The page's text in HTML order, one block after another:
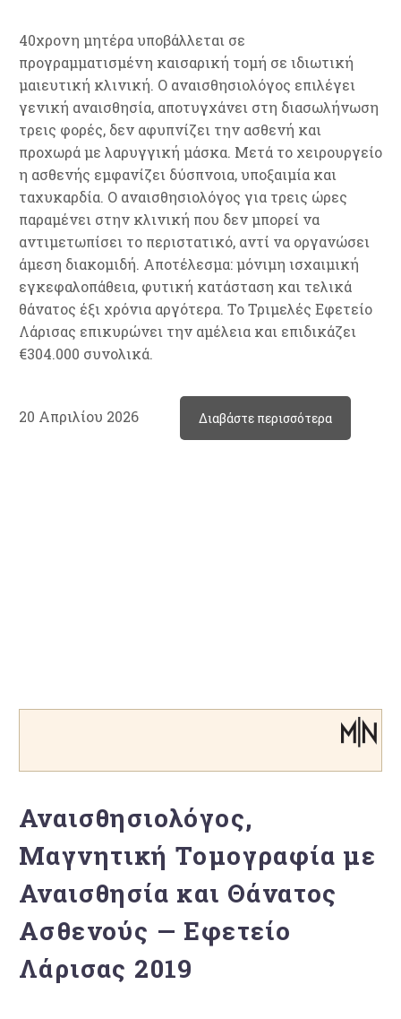
40χρονη μητέρα υποβάλλεται σε
προγραμματισμένη καισαρική τομή σε ιδιωτική
μαιευτική κλινική. Ο αναισθησιολόγος επιλέγει
γενική αναισθησία, αποτυγχάνει στη διασωλήνωση
τρεις φορές, δεν αφυπνίζει την ασθενή και
προχωρά με λαρυγγική μάσκα. Μετά το χειρουργείο
η ασθενής εμφανίζει δύσπνοια, υποξαιμία και
ταχυκαρδία. Ο αναισθησιολόγος για τρεις ώρες
παραμένει στην κλινική που δεν μπορεί να
αντιμετωπίσει το περιστατικό, αντί να οργανώσει
άμεση διακομιδή. Αποτέλεσμα: μόνιμη ισχαιμική
εγκεφαλοπάθεια, φυτική κατάσταση και τελικά
θάνατος έξι χρόνια αργότερα. Το Τριμελές Εφετείο
Λάρισας επικυρώνει την αμέλεια και επιδικάζει
€304.000 συνολικά.
20 Απριλίου 2026 Διαβάστε περισσότερα
Αναισθησιολόγος,
Μαγνητική Τομογραφία με
Αναισθησία και Θάνατος
Ασθενούς — Εφετείο
Λάρισας 2019